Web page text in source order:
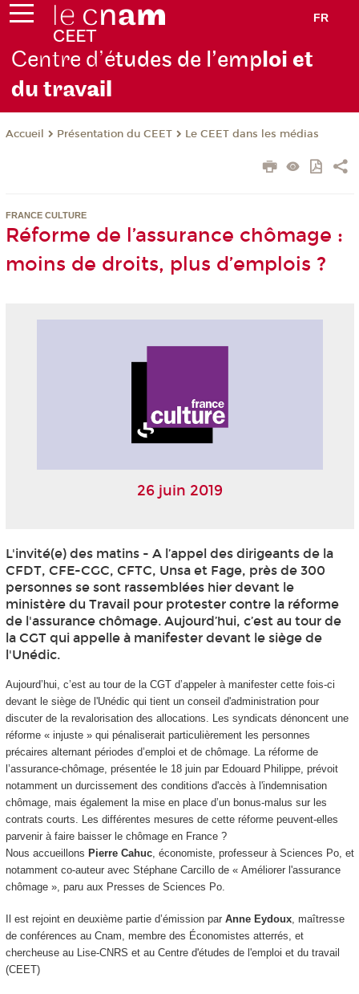
FR
Centre d’études de l’emploi et
du travail
Accueil Présentation du CEET Le CEET dans les médias
FRANCE CULTURE
Réforme de l’assurance chômage :
moins de droits, plus d’emplois ?
26 juin 2019
L'invité(e) des matins - A l’appel des dirigeants de la
CFDT, CFE-CGC, CFTC, Unsa et Fage, près de 300
personnes se sont rassemblées hier devant le
ministère du Travail pour protester contre la réforme
de l'assurance chômage. Aujourd’hui, c’est au tour de
la CGT qui appelle à manifester devant le siège de
l'Unédic.
Aujourd’hui, c’est au tour de la CGT d’appeler à manifester cette fois-ci
devant le siège de l'Unédic qui tient un conseil d'administration pour
discuter de la revalorisation des allocations. Les syndicats dénoncent une
réforme « injuste » qui pénaliserait particulièrement les personnes
précaires alternant périodes d’emploi et de chômage. La réforme de
l’assurance-chômage, présentée le 18 juin par Edouard Philippe, prévoit
notamment un durcissement des conditions d'accès à l'indemnisation
chômage, mais également la mise en place d’un bonus-malus sur les
contrats courts. Les différentes mesures de cette réforme peuvent-elles
parvenir à faire baisser le chômage en France ?
Nous accueillons Pierre Cahuc, économiste, professeur à Sciences Po, et
notamment co-auteur avec Stéphane Carcillo de « Améliorer l'assurance
chômage », paru aux Presses de Sciences Po.
Il est rejoint en deuxième partie d’émission par Anne Eydoux, maîtresse
de conférences au Cnam, membre des Économistes atterrés, et
chercheuse au Lise-CNRS et au Centre d'études de l'emploi et du travail
(CEET)